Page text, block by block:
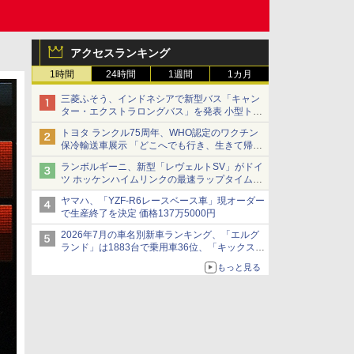
アクセスランキング
1時間 24時間 1週間 1カ月
三菱ふそう、インドネシアで新型バス「キャン
ター・エクストラロングバス」を発表 小型トラ
ックベースの観光・旅客輸送向けバス
トヨタ ランクル75周年、WHO認定のワクチン
保冷輸送車展示 「どこへでも行き、生きて帰っ
てこられる」ランドクルーザーで命をつなぐ
ランボルギーニ、新型「レヴェルトSV」がドイ
ツ ホッケンハイムリンクの最速ラップタイムを
記録
ヤマハ、「YZF-R6レースベース車」現オーダー
で生産終了を決定 価格137万5000円
2026年7月の車名別新車ランキング、「エルグ
ランド」は1883台で乗用車36位、「キックス」
もっと見る